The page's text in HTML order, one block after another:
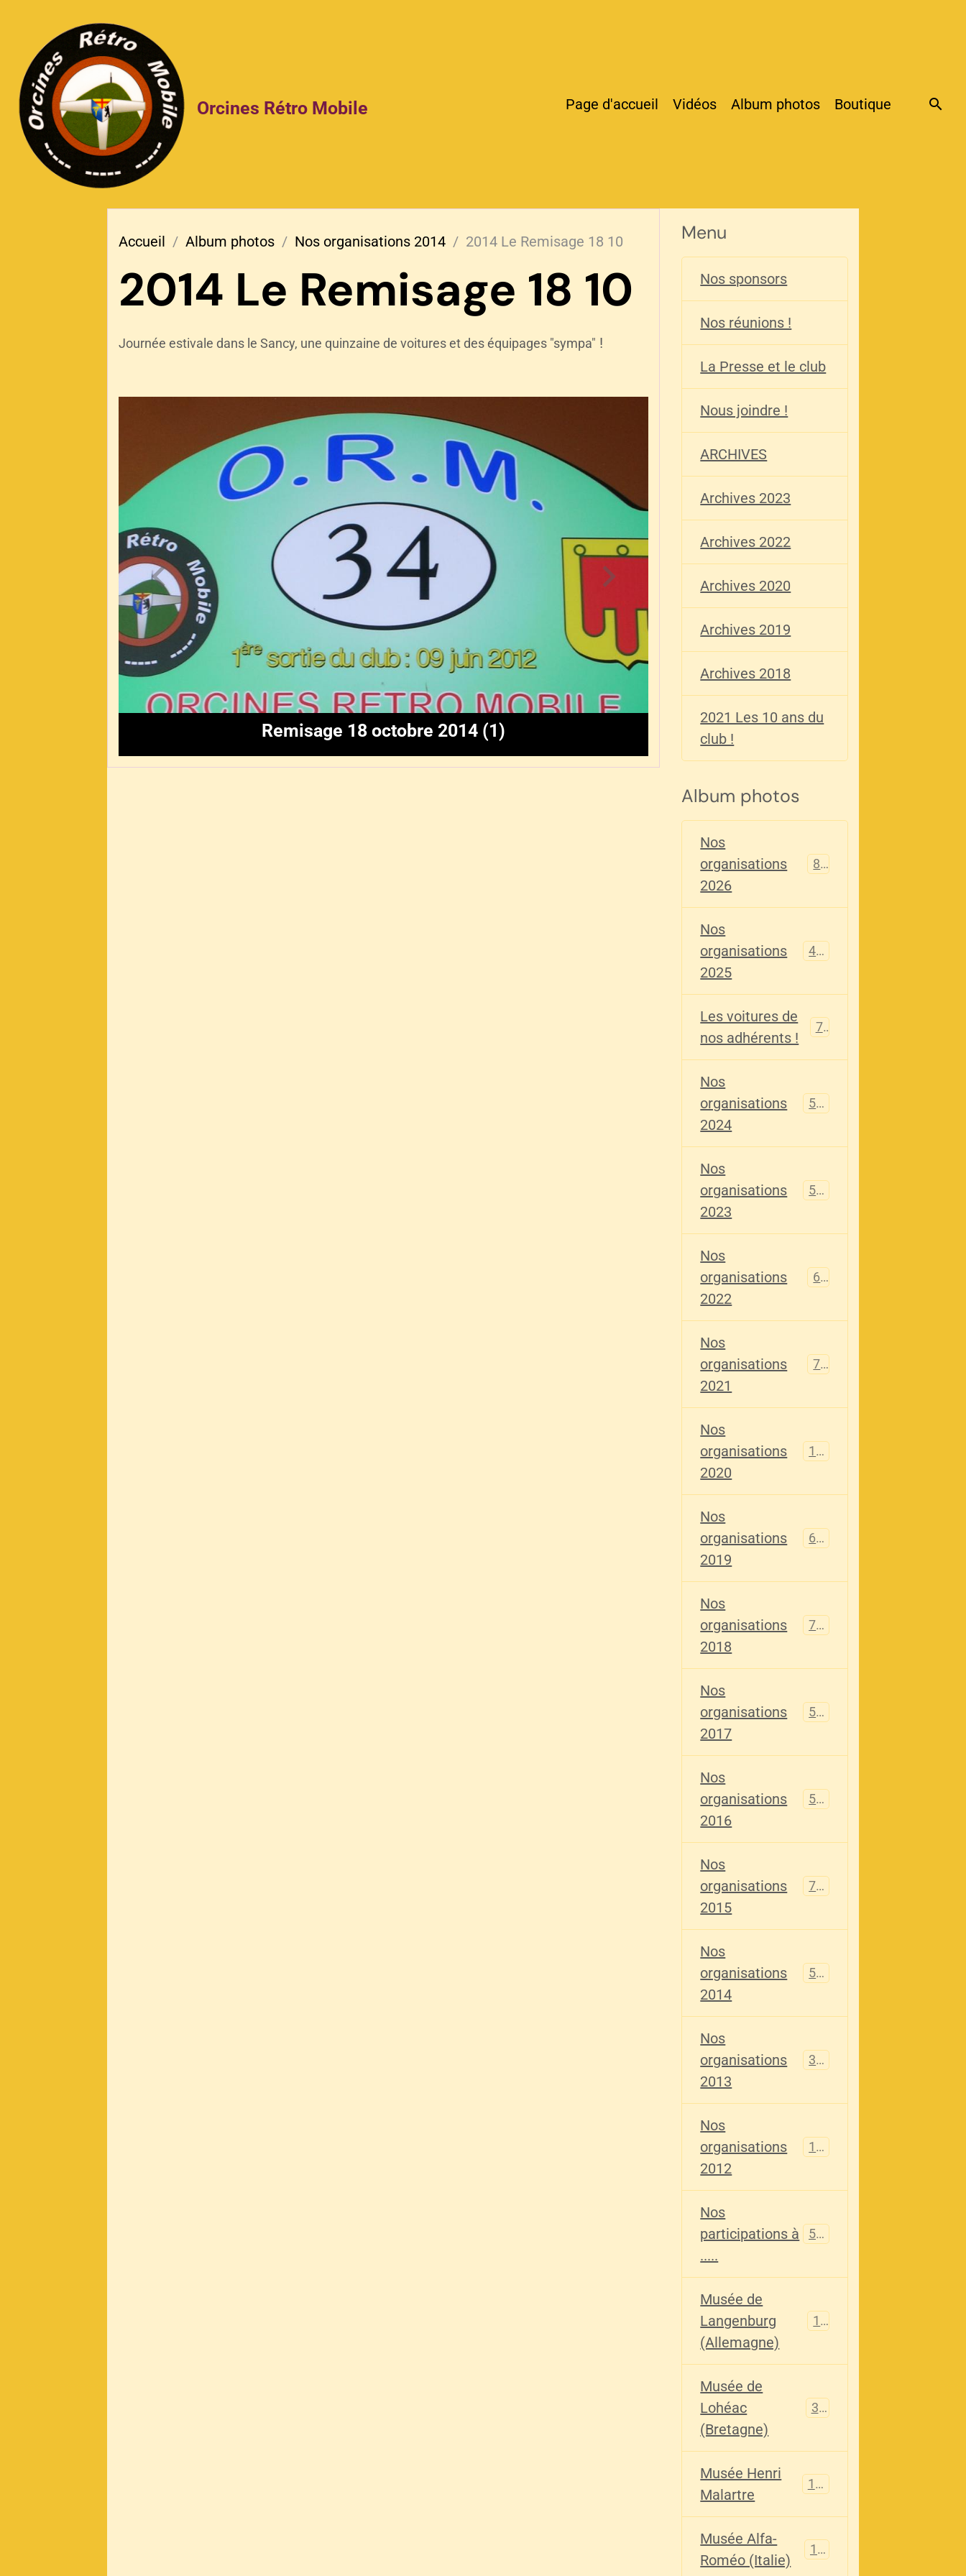
Orcines Rétro Mobile Page d'accueil Vidéos Album photos Boutique
Accueil Album photos Nos organisations 2014 2014 Le Remisage 18 10
2014 Le Remisage 18 10
Journée estivale dans le Sancy, une quinzaine de voitures et des équipages "sympa" !
Remisage 18 octobre 2014 (1)
Menu
Nos sponsors
Nos réunions !
La Presse et le club
Nous joindre !
ARCHIVES
Archives 2023
Archives 2022
Archives 2020
Archives 2019
Archives 2018
2021 Les 10 ans du
club !
Album photos
Nos
organisations
2026
82
Nos
organisations
2025
405
Les voitures de
nos adhérents !
73
Nos
organisations
2024
587
Nos
organisations
2023
567
Nos
organisations
2022
61
Nos
organisations
2021
79
Nos
organisations
2020
121
Nos
organisations
2019
696
Nos
organisations
2018
741
Nos
organisations
2017
555
Nos
organisations
2016
520
Nos
organisations
2015
776
Nos
organisations
2014
516
Nos
organisations
2013
344
Nos
organisations
2012
155
Nos
participations à
.....
563
Musée de
Langenburg
(Allemagne)
113
Musée de
Lohéac
(Bretagne)
321
Musée Henri
Malartre
136
Musée Alfa-
Roméo (Italie)
107